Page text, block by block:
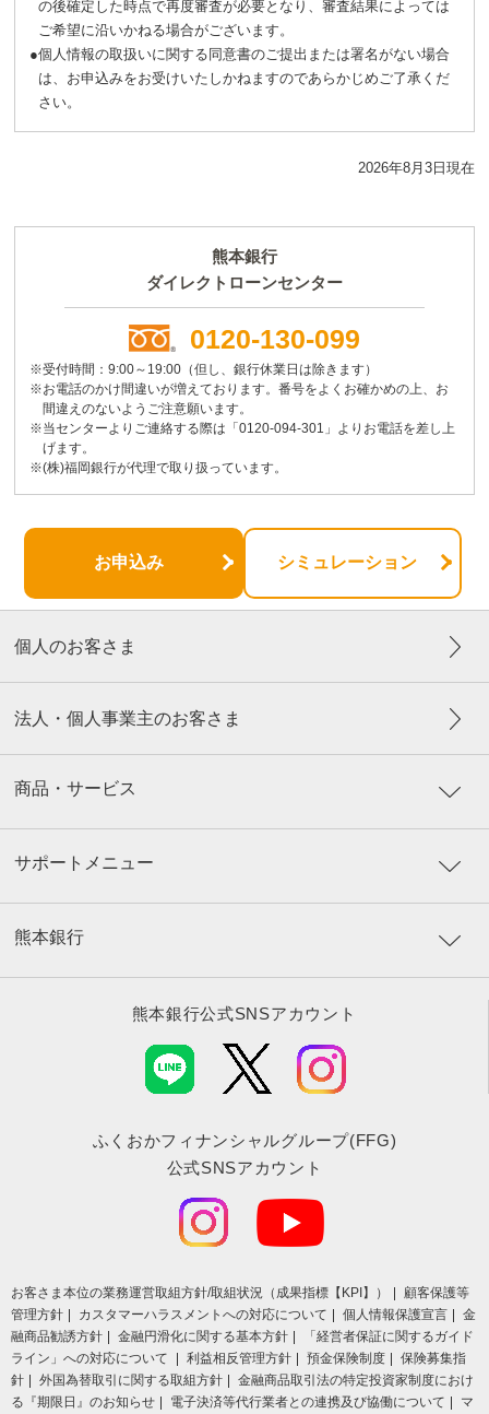
の後確定した時点で再度審査が必要となり、審査結果によっては
ご希望に沿いかねる場合がございます。
●個人情報の取扱いに関する同意書のご提出または署名がない場合
は、お申込みをお受けいたしかねますのであらかじめご了承くだ
さい。
2026年8月3日現在
熊本銀行
ダイレクトローンセンター
0120-130-099
※受付時間：9:00～19:00（但し、銀行休業日は除きます）
※お電話のかけ間違いが増えております。番号をよくお確かめの上、お
間違えのないようご注意願います。
※当センターよりご連絡する際は「0120-094-301」よりお電話を差し上
げます。
※(株)福岡銀行が代理で取り扱っています。
お申込み シミュレーション
個人のお客さま
法人・個人事業主のお客さま
商品・サービス
サポートメニュー
熊本銀行
熊本銀行公式SNSアカウント
ふくおかフィナンシャルグループ(FFG)
公式SNSアカウント
お客さま本位の業務運営取組⽅針/取組状況（成果指標【KPI】）
顧客保護等
管理方針
カスタマーハラスメントへの対応について 個人情報保護宣言
金
融商品勧誘方針
金融円滑化に関する基本方針
「経営者保証に関するガイド
ライン」への対応について
利益相反管理方針 預金保険制度
保険募集指
針
外国為替取引に関する取組方針
金融商品取引法の特定投資家制度におけ
る『期限日』のお知らせ
電子決済等代行業者との連携及び協働について マ